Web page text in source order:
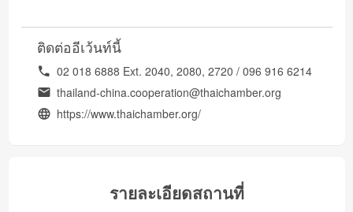
ติดต่ออีเว้นท์นี้
02 018 6888 Ext. 2040, 2080, 2720 / 096 916 6214
thailand-china.cooperation@thaichamber.org
https://www.thaichamber.org/
รายละเอียดสถานที่